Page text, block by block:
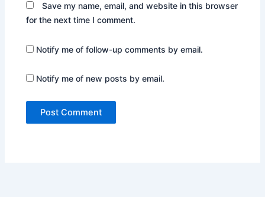
Save my name, email, and website in this browser
for the next time I comment.
Notify me of follow-up comments by email.
Notify me of new posts by email.